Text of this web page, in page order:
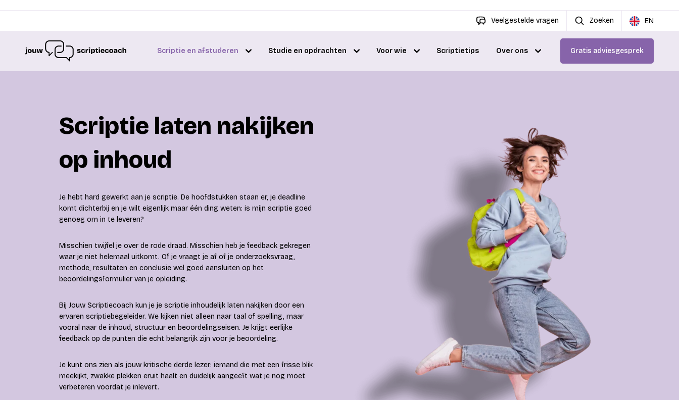
Veelgestelde vragen Zoeken EN
Scriptie en afstuderen Studie en opdrachten Voor wie Scriptietips Over ons Gratis adviesgesprek
Scriptie laten nakijken
op inhoud
Je hebt hard gewerkt aan je scriptie. De hoofdstukken staan er, je deadline
komt dichterbij en je wilt eigenlijk maar één ding weten: is mijn scriptie goed
genoeg om in te leveren?
Misschien twijfel je over de rode draad. Misschien heb je feedback gekregen
waar je niet helemaal uitkomt. Of je vraagt je af of je onderzoeksvraag,
methode, resultaten en conclusie wel goed aansluiten op het
beoordelingsformulier van je opleiding.
Bij Jouw Scriptiecoach kun je je scriptie inhoudelijk laten nakijken door een
ervaren scriptiebegeleider. We kijken niet alleen naar taal of spelling, maar
vooral naar de inhoud, structuur en beoordelingseisen. Je krijgt eerlijke
feedback op de punten die echt belangrijk zijn voor je beoordeling.
Je kunt ons zien als jouw kritische derde lezer: iemand die met een frisse blik
meekijkt, zwakke plekken eruit haalt en duidelijk aangeeft wat je nog moet
verbeteren voordat je inlevert.